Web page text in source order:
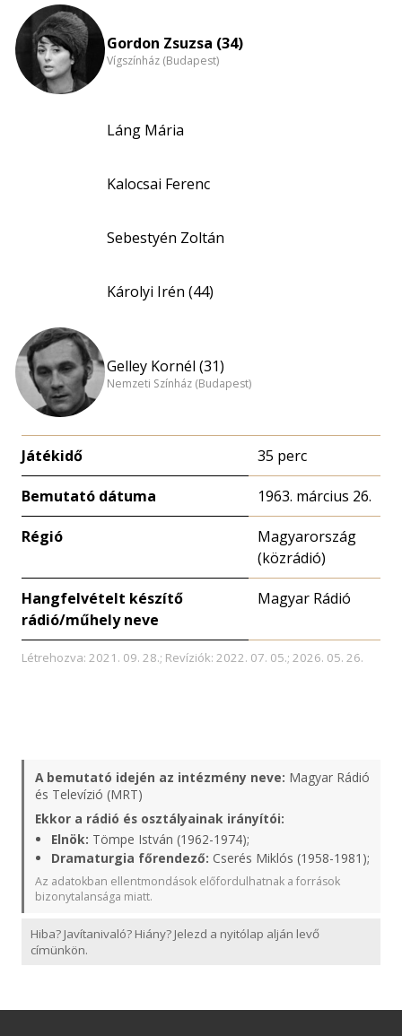
Gordon Zsuzsa (34)
Vígszínház (Budapest)
Láng Mária
Kalocsai Ferenc
Sebestyén Zoltán
Károlyi Irén (44)
Gelley Kornél (31)
Nemzeti Színház (Budapest)
Játékidő 35 perc
Bemutató dátuma 1963. március 26.
Régió
Magyarország
(közrádió)
Hangfelvételt készítő
rádió/műhely neve
Magyar Rádió
Létrehozva: 2021. 09. 28.; Revíziók: 2022. 07. 05.; 2026. 05. 26.
A bemutató idején az intézmény neve: Magyar Rádió
és Televízió (MRT)
Ekkor a rádió és osztályainak irányítói:
Elnök: Tömpe István (1962-1974);
Dramaturgia főrendező: Cserés Miklós (1958-1981);
Az adatokban ellentmondások előfordulhatnak a források
bizonytalansága miatt.
Hiba? Javítanivaló? Hiány? Jelezd a nyitólap alján levő
címünkön.